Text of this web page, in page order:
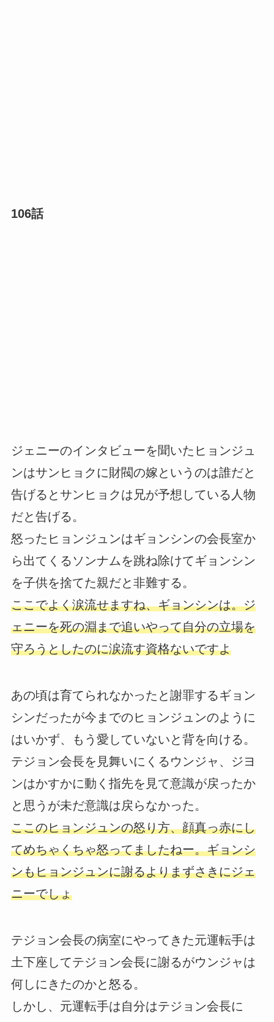
106話
ジェニーのインタビューを聞いたヒョンジュ
ンはサンヒョクに財閥の嫁というのは誰だと
告げるとサンヒョクは兄が予想している人物
だと告げる。
怒ったヒョンジュンはギョンシンの会長室か
ら出てくるソンナムを跳ね除けてギョンシン
を子供を捨てた親だと非難する。
ここでよく涙流せますね、ギョンシンは。ジ
ェニーを死の淵まで追いやって自分の立場を
守ろうとしたのに涙流す資格ないですよ
あの頃は育てられなかったと謝罪するギョン
シンだったが今までのヒョンジュンのように
はいかず、もう愛していないと背を向ける。
テジョン会長を見舞いにくるウンジャ、ジヨ
ンはかすかに動く指先を見て意識が戻ったか
と思うが未だ意識は戻らなかった。
ここのヒョンジュンの怒り方、顔真っ赤にし
てめちゃくちゃ怒ってましたねー。ギョンシ
ンもヒョンジュンに謝るよりまずさきにジェ
ニーでしょ
テジョン会長の病室にやってきた元運転手は
土下座してテジョン会長に謝るがウンジャは
何しにきたのかと怒る。
しかし、元運転手は自分はテジョン会長に